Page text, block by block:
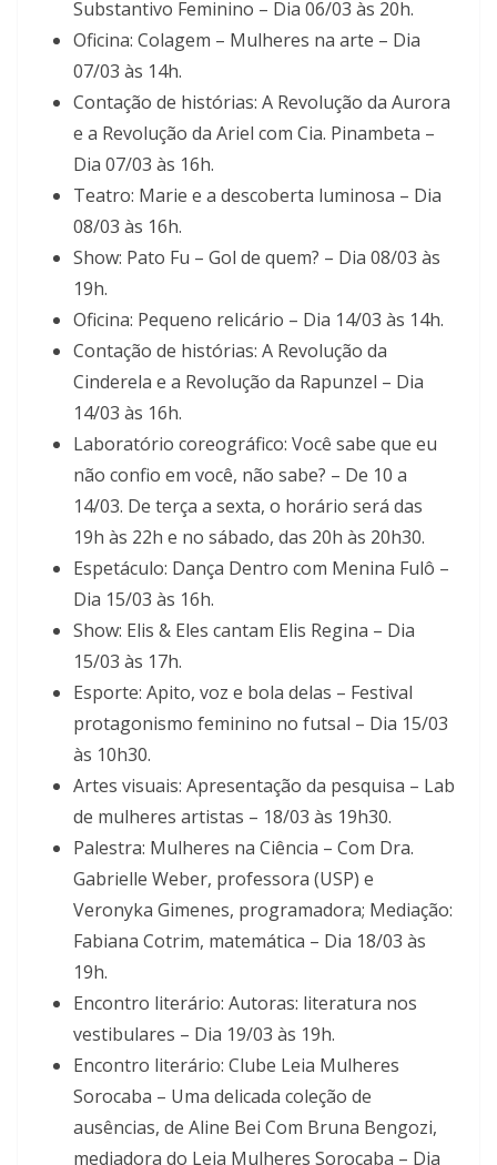
Substantivo Feminino – Dia 06/03 às 20h.
Oficina: Colagem – Mulheres na arte – Dia
07/03 às 14h.
Contação de histórias: A Revolução da Aurora
e a Revolução da Ariel com Cia. Pinambeta –
Dia 07/03 às 16h.
Teatro: Marie e a descoberta luminosa – Dia
08/03 às 16h.
Show: Pato Fu – Gol de quem? – Dia 08/03 às
19h.
Oficina: Pequeno relicário – Dia 14/03 às 14h.
Contação de histórias: A Revolução da
Cinderela e a Revolução da Rapunzel – Dia
14/03 às 16h.
Laboratório coreográfico: Você sabe que eu
não confio em você, não sabe? – De 10 a
14/03. De terça a sexta, o horário será das
19h às 22h e no sábado, das 20h às 20h30.
Espetáculo: Dança Dentro com Menina Fulô –
Dia 15/03 às 16h.
Show: Elis & Eles cantam Elis Regina – Dia
15/03 às 17h.
Esporte: Apito, voz e bola delas – Festival
protagonismo feminino no futsal – Dia 15/03
às 10h30.
Artes visuais: Apresentação da pesquisa – Lab
de mulheres artistas – 18/03 às 19h30.
Palestra: Mulheres na Ciência – Com Dra.
Gabrielle Weber, professora (USP) e
Veronyka Gimenes, programadora; Mediação:
Fabiana Cotrim, matemática – Dia 18/03 às
19h.
Encontro literário: Autoras: literatura nos
vestibulares – Dia 19/03 às 19h.
Encontro literário: Clube Leia Mulheres
Sorocaba – Uma delicada coleção de
ausências, de Aline Bei Com Bruna Bengozi,
mediadora do Leia Mulheres Sorocaba – Dia